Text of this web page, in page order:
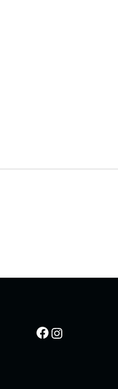
Facebook
Instagram